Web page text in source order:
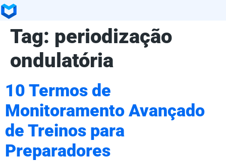
Tag: periodização
ondulatória
10 Termos de
Monitoramento Avançado
de Treinos para
Preparadores